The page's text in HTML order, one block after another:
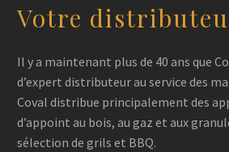
Votre
Il y a maintenant plus de 40 ans que
d’expert distributeur au service des
Coval distribue principalement des
d’appoint au bois, au gaz et aux
sélection de grils et BBQ.